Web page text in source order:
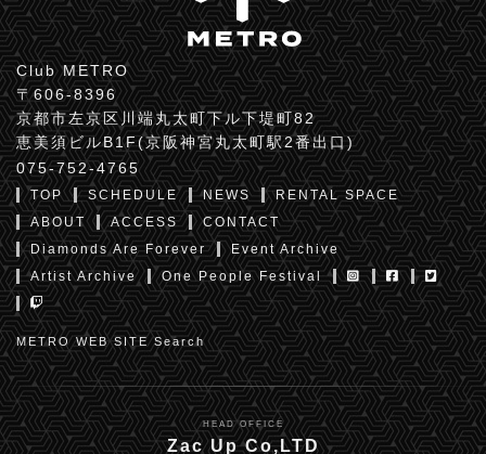
Club METRO
〒606-8396
京都市左京区川端丸太町下ル下堤町82
恵美須ビルB1F(京阪神宮丸太町駅2番出口)
075-752-4765
TOP SCHEDULE NEWS
RENTAL SPACE
ABOUT
ACCESS
CONTACT
Diamonds Are Forever
Event Archive
Artist Archive
One People Festival
METRO WEB SITE Search
HEAD OFFICE
Zac Up Co,LTD